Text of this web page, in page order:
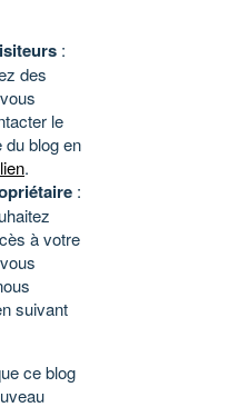
:
des
le
du blog en
.
:
à votre
suivant
ce blog